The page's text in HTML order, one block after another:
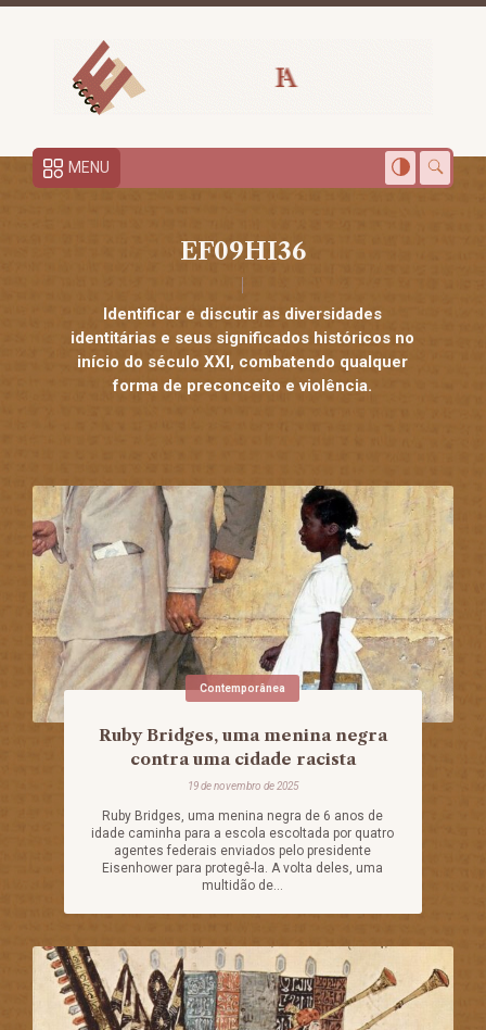
MENU
EF09HI36
Identificar e discutir as diversidades
identitárias e seus significados históricos no
início do século XXI, combatendo qualquer
forma de preconceito e violência.
Contemporânea
Ruby Bridges, uma menina negra
contra uma cidade racista
19 de novembro de 2025
Ruby Bridges, uma menina negra de 6 anos de
idade caminha para a escola escoltada por quatro
agentes federais enviados pelo presidente
Eisenhower para protegê-la. A volta deles, uma
multidão de...